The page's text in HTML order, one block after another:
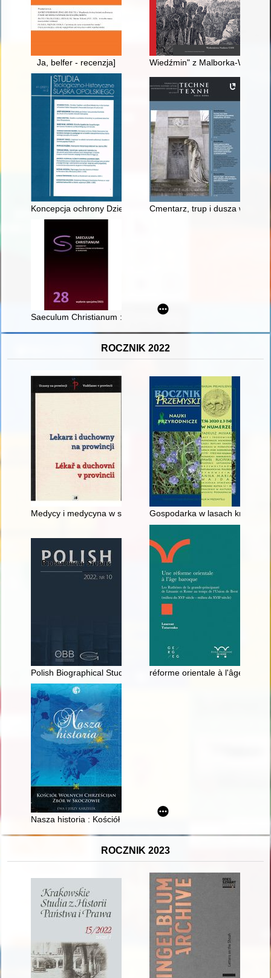
Ja, belfer - recenzja] Wiedźmin" z Malborka-
Koncepcja ochrony Dzieła Stworzenia i jej konteksty
Cmentarz, trup i dusza w
Saeculum Christianum : pismo historyczne R. 28, nr specjalny
ROCZNIK 2022
Medycy i medycyna w sztukach skamandrytów i ich przyjaciół
Gospodarka w lasach
Polish Biographical Studies. Nr 10 (2022)réforme orientale à l'âge
Nasza historia : Kościół Wolnych Chrześcijan : zbór w
ROCZNIK 2023